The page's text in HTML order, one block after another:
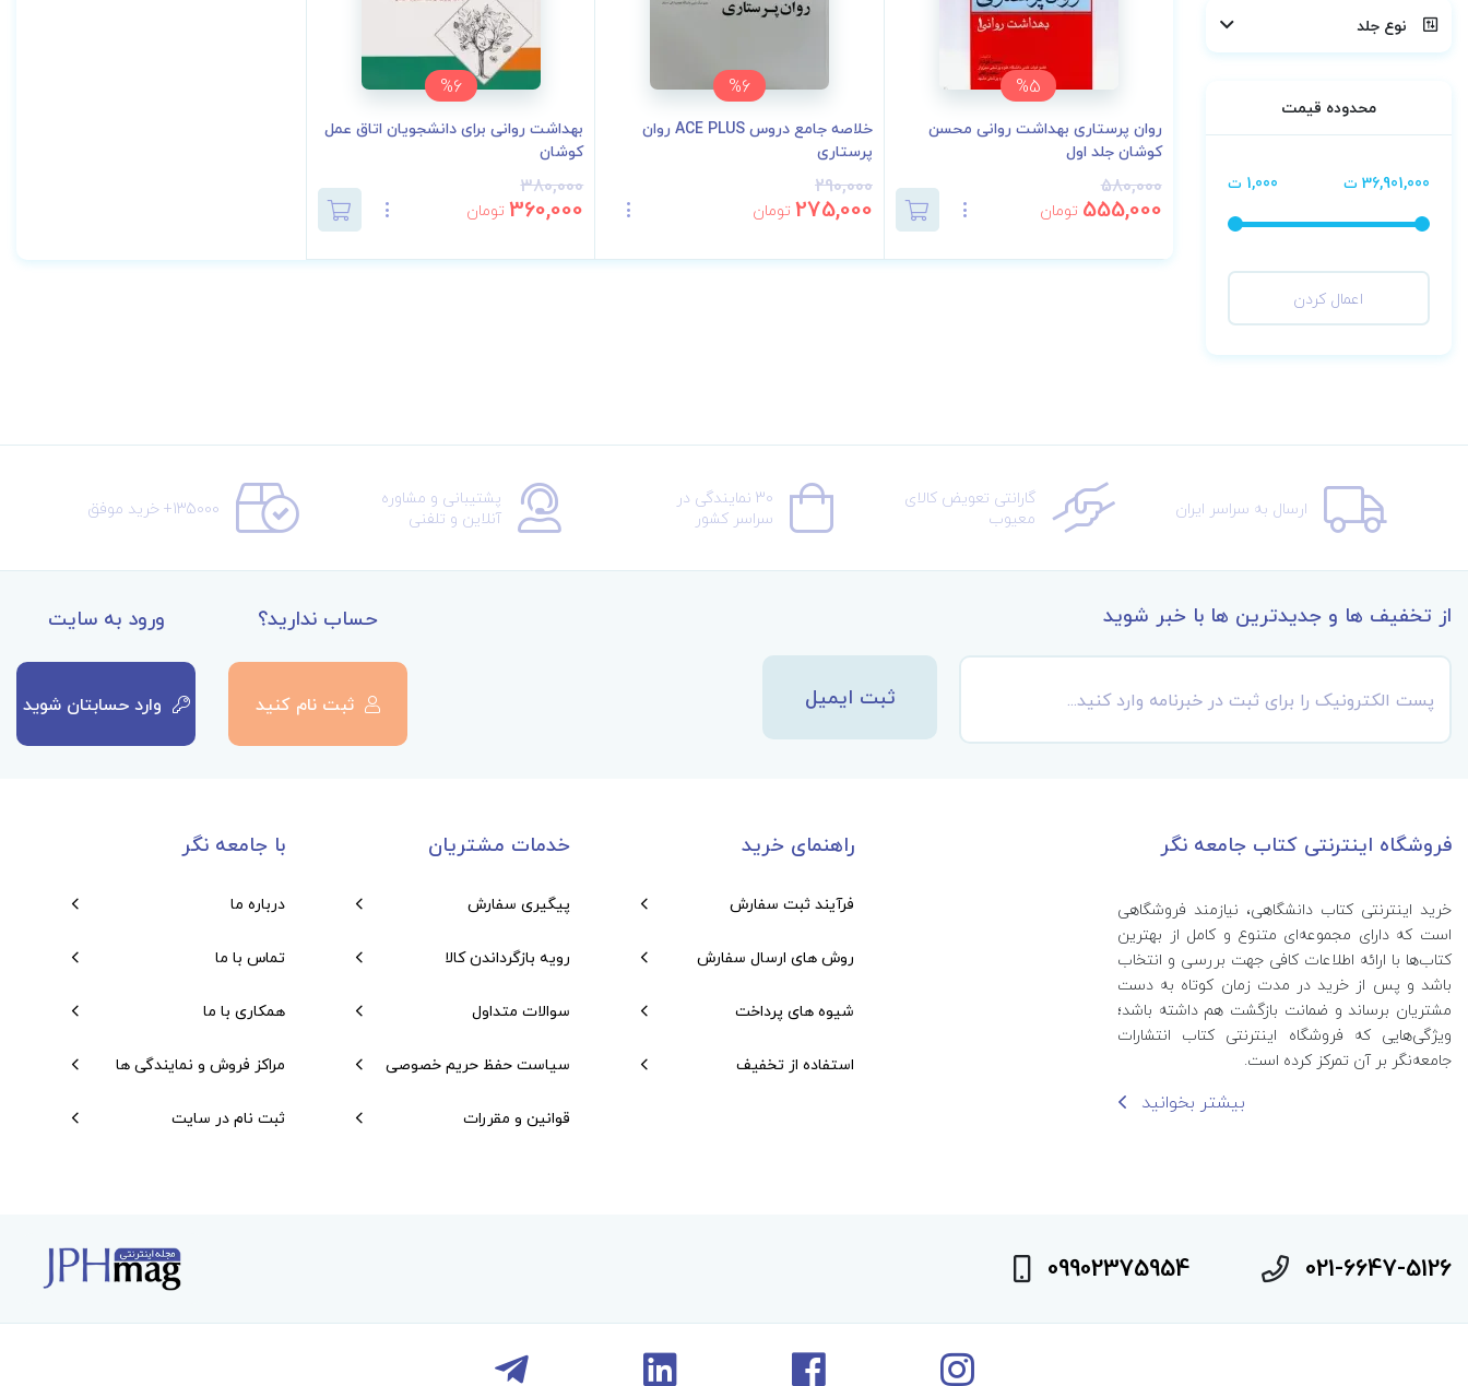
نوع جلد
محدوده قیمت
1,000 ت 36,901,000 ت
اعمال کردن
%5
روان پرستاری بهداشت روانی محسن
کوشان جلد اول
580,000
555,000 تومان
%6
خلاصه جامع دروس ACE PLUS روان
پرستاری
290,000
275,000 تومان
%6
بهداشت روانی برای دانشجویان اتاق عمل
کوشان
380,000
360,000 تومان
ارسال به سراسر ایران گارانتی تعویض کالای
معیوب
30 نمایندگی در
سراسر کشور
پشتیبانی و مشاوره
آنلاین و تلفنی 135000+ خرید موفق
از تخفیف ها و جدیدترین ها با خبر شوید
ثبت ایمیل
ورود به سایت
وارد حسابتان شوید
حساب ندارید؟
ثبت نام کنید
فروشگاه اینترنتی کتاب جامعه نگر
خرید اینترنتی کتاب‌ دانشگاهی، نیازمند فروشگاهی
است که دارای مجموعه‌ای متنوع و کامل از بهترین
کتاب‌ها با ارائه اطلاعات کافی جهت بررسی و انتخاب
باشد و پس از خرید در مدت زمان کوتاه به دست
مشتریان برساند و ضمانت بازگشت هم داشته باشد؛
ویژگی‌هایی که فروشگاه اینترنتی کتاب انتشارات
جامعه‌نگر بر آن تمرکز کرده است.
بیشتر بخوانید
راهنمای خرید
فرآیند ثبت سفارش
روش های ارسال سفارش
شیوه های پرداخت
استفاده از تخفیف
خدمات مشتریان
پیگیری سفارش
رویه بازگرداندن کالا
سوالات متداول
سیاست حفظ حریم خصوصی
قوانین و مقررات
با جامعه نگر
درباره ما
تماس با ما
همکاری با ما
مراکز فروش و نمایندگی ها
ثبت نام در سایت
021-6647-5126
09902375954